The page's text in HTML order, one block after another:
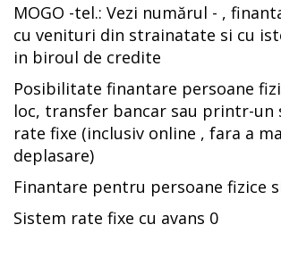
MOGO -tel.: Vezi numărul - ,
cu venituri din strainatate si cu
in biroul de credite
Posibilitate finantare persoane
loc, transfer bancar sau printr-un
rate fixe (inclusiv online , fara a
deplasare)
Finantare pentru persoane fizice
Sistem rate fixe cu avans 0